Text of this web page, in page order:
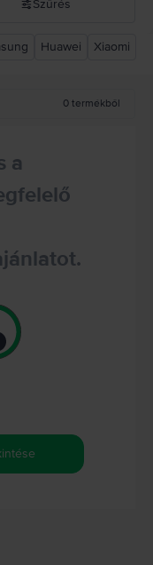
Szűrés
Huawei Xiaomi
0 termékből
a